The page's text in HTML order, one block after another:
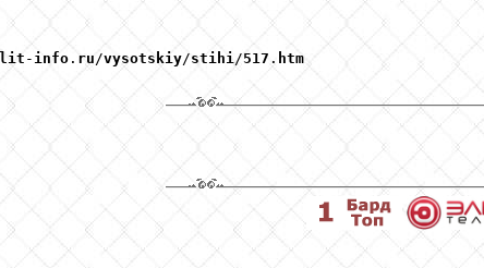
lit -info . ru/vysotskiy/stihi/517 . htm